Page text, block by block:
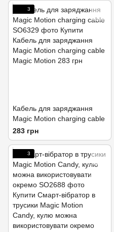
смартфона
3
Кабель для заряджання
Magic Motion charging cable
283 грн
3